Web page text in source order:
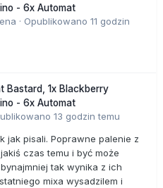
- 6x Automat
· Opublikowano 11 godzin
Bastard, 1x Blackberry
- 6x Automat
13 godzin temu
jak pisali. Poprawne palenie z
czas temu i być może
tak wynika z ich
mixa wysadzilem i